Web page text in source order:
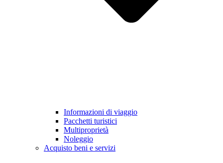
Informazioni di viaggio
Pacchetti turistici
Multiproprietà
Noleggio
Acquisto beni e servizi